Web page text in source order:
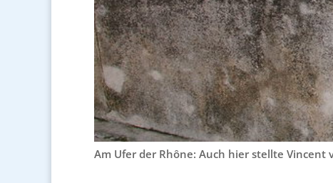
Am Ufer der Rhône: Auch hier stellte Vincent